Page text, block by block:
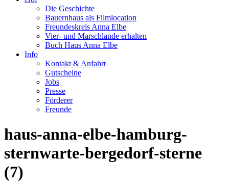
Die Geschichte
Bauernhaus als Filmlocation
Freundeskreis Anna Elbe
Vier- und Marschlande erhalten
Buch Haus Anna Elbe
Info
Kontakt & Anfahrt
Gutscheine
Jobs
Presse
Förderer
Freunde
haus-anna-elbe-hamburg-
sternwarte-bergedorf-sterne
(7)